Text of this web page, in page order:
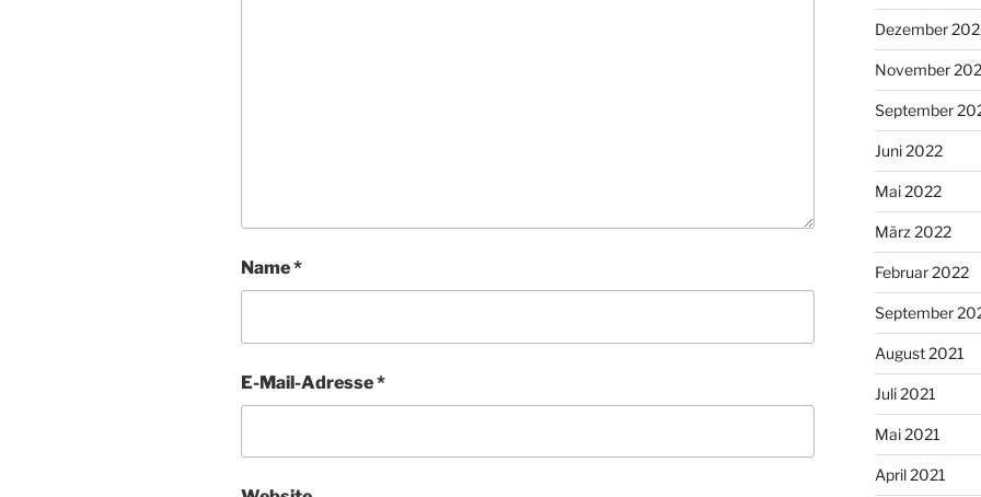
Name*
E-Mail-Adresse*
Dezember
November
September
Juni 2022
Mai 2022
März 2022
Februar 2022
September
August 2021
Juli 2021
Mai 2021
April 2021